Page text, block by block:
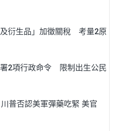
衍生品」加徵關稅 考量2原
2項行政命令 限制出生公民
普否認美軍彈藥吃緊 美官